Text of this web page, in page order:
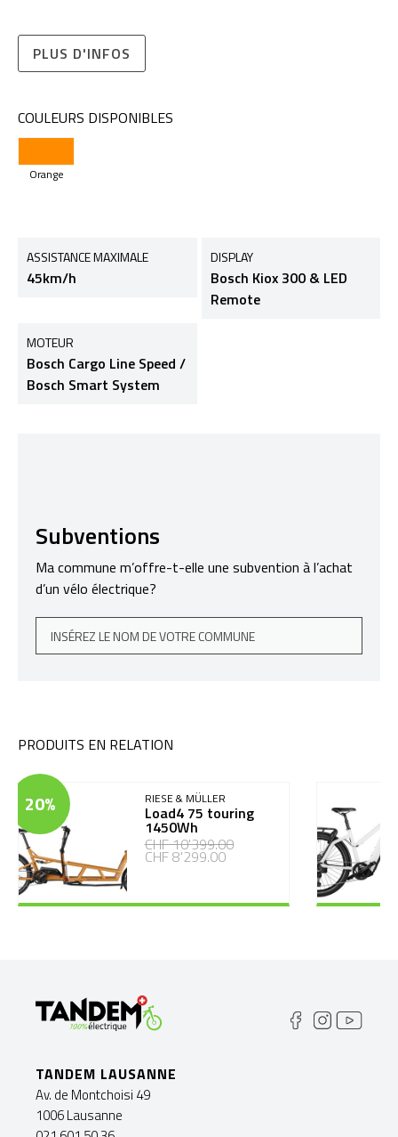
PLUS D'INFOS
COULEURS DISPONIBLES
Orange
ASSISTANCE MAXIMALE
45km/h
DISPLAY
Bosch Kiox 300 & LED
Remote
MOTEUR
Bosch Cargo Line Speed /
Bosch Smart System
Subventions
Ma commune m’offre-t-elle une subvention à l’achat
d’un vélo électrique?
PRODUITS EN RELATION
20% RIESE & MÜLLER
Load4 75 touring
1450Wh
CHF 10'399.00
CHF 8'299.00
TANDEM LAUSANNE
Av. de Montchoisi 49
1006 Lausanne